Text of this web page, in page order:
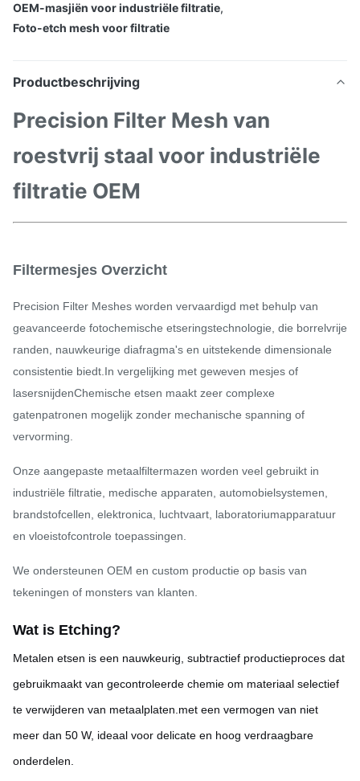
OEM-masjiën voor industriële filtratie,
Foto-etch mesh voor filtratie
Productbeschrijving
Precision Filter Mesh van
roestvrij staal voor industriële
filtratie OEM
Filtermesjes Overzicht
Precision Filter Meshes worden vervaardigd met behulp van
geavanceerde fotochemische etseringstechnologie, die borrelvrije
randen, nauwkeurige diafragma's en uitstekende dimensionale
consistentie biedt.In vergelijking met geweven mesjes of
lasersnijdenChemische etsen maakt zeer complexe
gatenpatronen mogelijk zonder mechanische spanning of
vervorming.
Onze aangepaste metaalfiltermazen worden veel gebruikt in
industriële filtratie, medische apparaten, automobielsystemen,
brandstofcellen, elektronica, luchtvaart, laboratoriumapparatuur
en vloeistofcontrole toepassingen.
We ondersteunen OEM en custom productie op basis van
tekeningen of monsters van klanten.
Wat is Etching?
Metalen etsen is een nauwkeurig, subtractief productieproces dat
gebruikmaakt van gecontroleerde chemie om materiaal selectief
te verwijderen van metaalplaten.met een vermogen van niet
meer dan 50 W, ideaal voor delicate en hoog verdraagbare
onderdelen.